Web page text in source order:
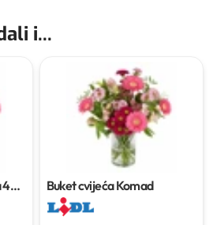
i...
40
Buket cvijećaKomad